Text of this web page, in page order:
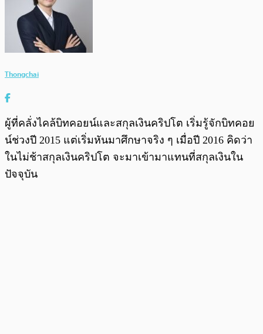
Thongchai
ผู้ที่คลั่งไคล้บิทคอยน์และสกุลเงินคริปโต เริ่มรู้จักบิทคอย
น์ช่วงปี 2015 แต่เริ่มหันมาศึกษาจริง ๆ เมื่อปี 2016 คิดว่า
ในไม่ช้าสกุลเงินคริปโต จะมาเข้ามาแทนที่สกุลเงินใน
ปัจจุบัน